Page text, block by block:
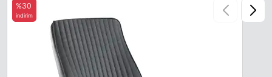
%30
indirim